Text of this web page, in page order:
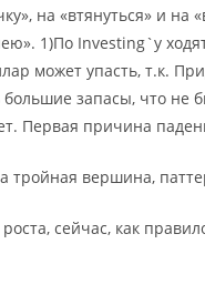
на «втянуться» и на
1)По Investing`у
может упасть, т.к.
большие запасы, что не
Первая причина
тройная вершина,
сейчас, как